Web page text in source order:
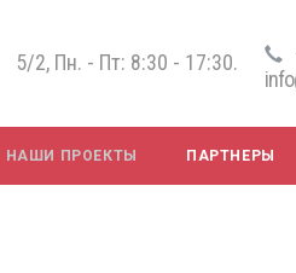
5/2, Пн. - Пт: 8:30 - 17:30.
НАШИ ПРОЕКТЫ ПАРТНЕРЫ